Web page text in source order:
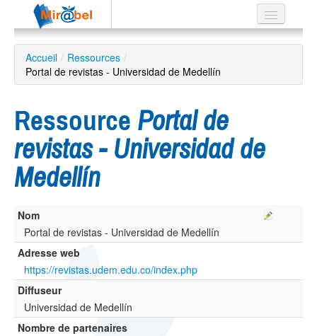
Le réseau
Soutien
Recherche
avancée
ES
?
Accueil / Ressources /
Portal de revistas - Universidad de Medellín
Ressource Portal de
revistas - Universidad de
Medellín
Nom
Portal de revistas - Universidad de Medellín
Adresse web
https://revistas.udem.edu.co/index.php
Diffuseur
Universidad de Medellín
Nombre de partenaires